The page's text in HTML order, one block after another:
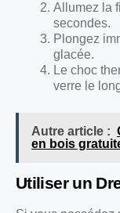
Allumez la
secondes.
Plongez
glacée.
Le choc
verre le
Autre article :
en bois
Utiliser un